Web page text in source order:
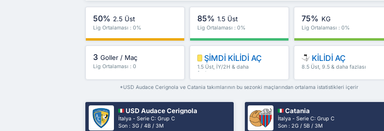
50% 2.5 Üst
Lig Ortalaması : 0%
85% 1.5 Üst
Lig Ortalaması : 0%
75% KG
Lig Ortalaması : 0%
3 Goller / Maç
Lig Ortalaması : 0
ŞİMDİ KİLİDİ AÇ
1.5 Üst, İY/2H & daha
fazlası
KİLİDİ AÇ
8.5 Üst, 9.5 & daha fazlası
*USD Audace Cerignola ve Catania takımlarının bu sezonki maçlarından ortalama istatistikleri içerir
USD Audace Cerignola
İtalya - Serie C: Grup C
Son : 3G / 4B / 3M
Catania
İtalya - Serie C: Grup C
Son : 2G / 5B / 3M